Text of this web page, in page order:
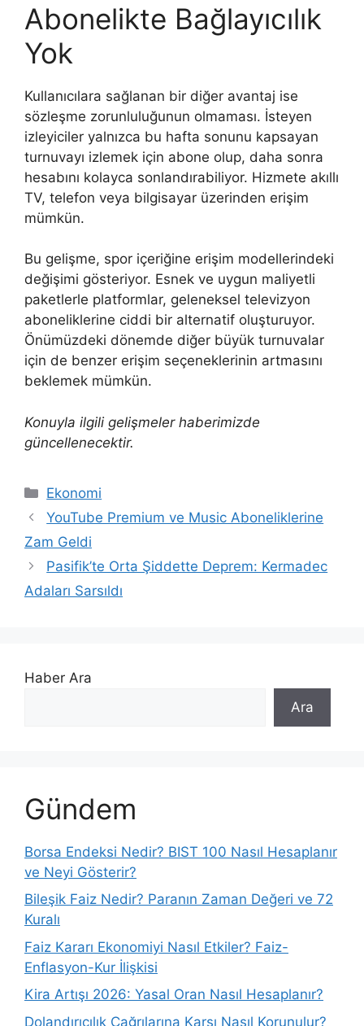
Abonelikte Bağlayıcılık
Yok
Kullanıcılara sağlanan bir diğer avantaj ise
sözleşme zorunluluğunun olmaması. İsteyen
izleyiciler yalnızca bu hafta sonunu kapsayan
turnuvayı izlemek için abone olup, daha sonra
hesabını kolayca sonlandırabiliyor. Hizmete akıllı
TV, telefon veya bilgisayar üzerinden erişim
mümkün.
Bu gelişme, spor içeriğine erişim modellerindeki
değişimi gösteriyor. Esnek ve uygun maliyetli
paketlerle platformlar, geleneksel televizyon
aboneliklerine ciddi bir alternatif oluşturuyor.
Önümüzdeki dönemde diğer büyük turnuvalar
için de benzer erişim seçeneklerinin artmasını
beklemek mümkün.
Konuyla ilgili gelişmeler haberimizde
güncellenecektir.
Kategoriler
Ekonomi
YouTube Premium ve Music Aboneliklerine
Zam Geldi
Pasifik’te Orta Şiddette Deprem: Kermadec
Adaları Sarsıldı
Haber Ara
Ara
Gündem
Borsa Endeksi Nedir? BIST 100 Nasıl Hesaplanır
ve Neyi Gösterir?
Bileşik Faiz Nedir? Paranın Zaman Değeri ve 72
Kuralı
Faiz Kararı Ekonomiyi Nasıl Etkiler? Faiz-
Enflasyon-Kur İlişkisi
Kira Artışı 2026: Yasal Oran Nasıl Hesaplanır?
Dolandırıcılık Çağrılarına Karşı Nasıl Korunulur?